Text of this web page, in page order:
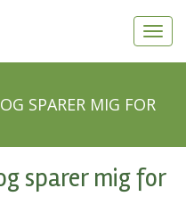
SPARER MIG FOR
sparer mig for